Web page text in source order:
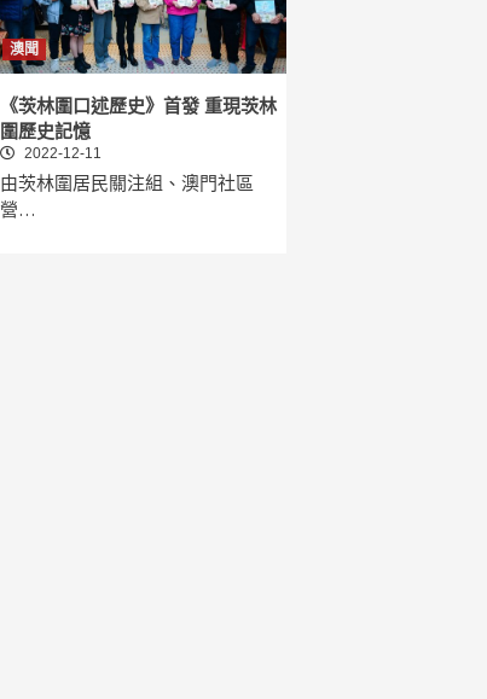
澳聞
《茨林圍口述歷史》首發 重現茨林
圍歷史記憶
2022-12-11
由茨林圍居民關注組、澳門社區
營…